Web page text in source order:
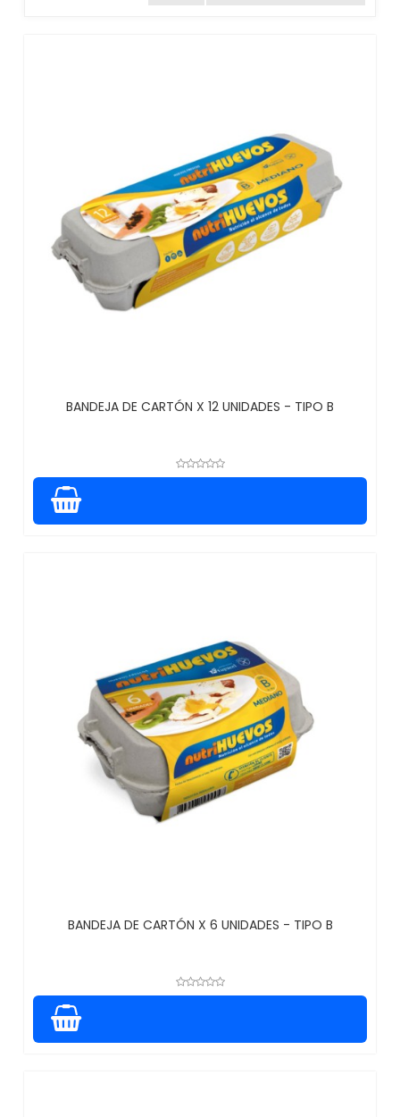
BANDEJA DE CARTÓN X 12 UNIDADES - TIPO B
BANDEJA DE CARTÓN X 6 UNIDADES - TIPO B